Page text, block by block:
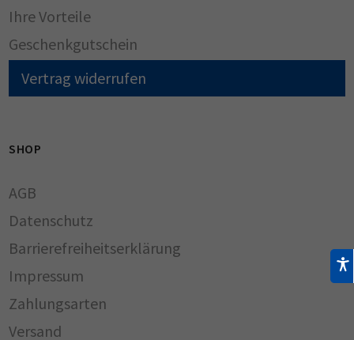
Ihre Vorteile
Geschenkgutschein
Vertrag widerrufen
SHOP
AGB
Datenschutz
Barrierefreiheitserklärung
Impressum
Zahlungsarten
Versand